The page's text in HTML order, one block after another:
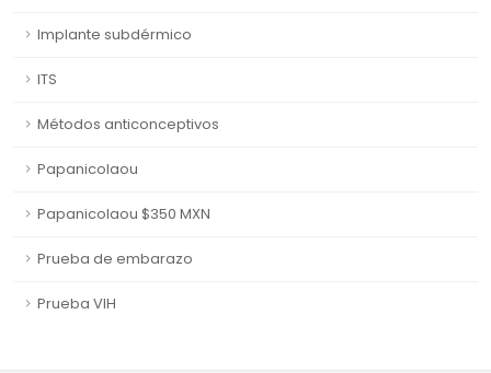
Implante subdérmico
ITS
Métodos anticonceptivos
Papanicolaou
Papanicolaou $350 MXN
Prueba de embarazo
Prueba VIH